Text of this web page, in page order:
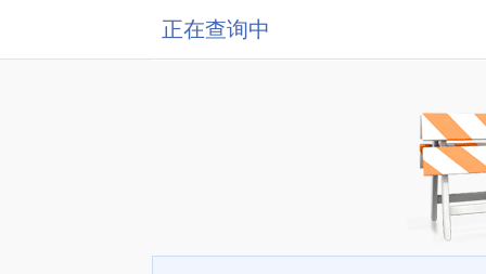
正在查询中